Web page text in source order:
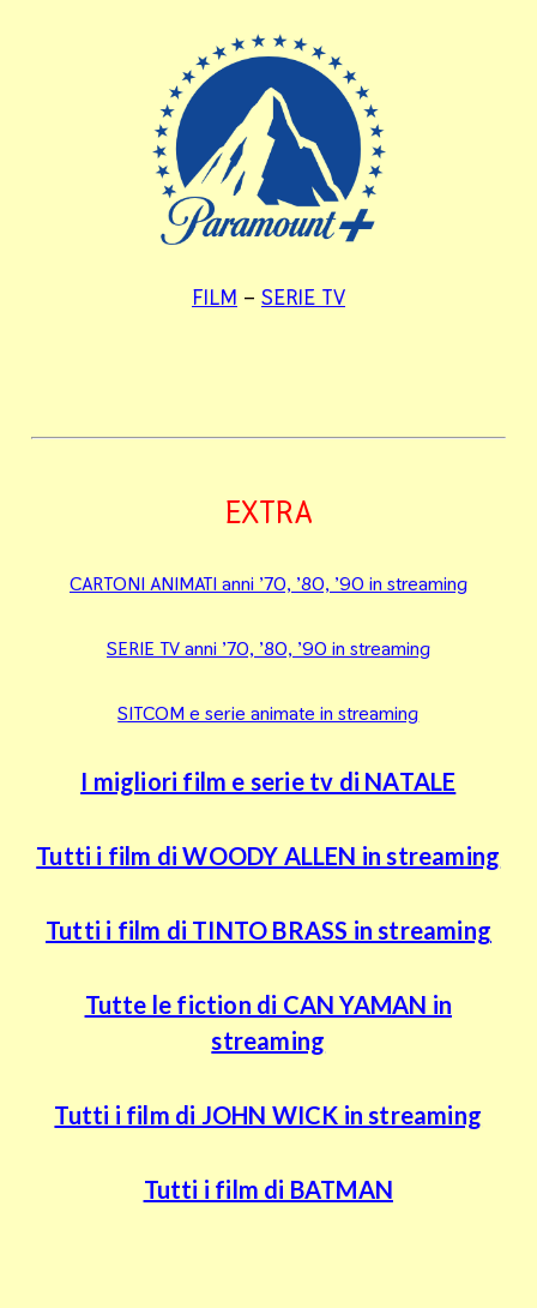
FILM – SERIE TV
EXTRA
CARTONI ANIMATI anni ’70, ’80, ’90 in streaming
SERIE TV anni ’70, ’80, ’90 in streaming
SITCOM e serie animate in streaming
I migliori film e serie tv di NATALE
Tutti i film di WOODY ALLEN in streaming
Tutti i film di TINTO BRASS in streaming
Tutte le fiction di CAN YAMAN in
streaming
Tutti i film di JOHN WICK in streaming
Tutti i film di BATMAN